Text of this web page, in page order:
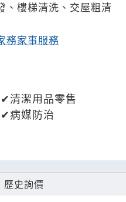
、樓梯清洗、交屋粗清
務家事服務
清潔用品零售
病媒防治
歷史詢價